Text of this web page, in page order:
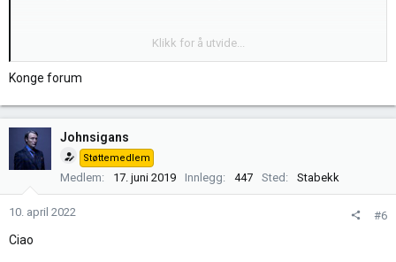
Klikk for å utvide...
Konge forum
Johnsigans
Støttemedlem
Medlem 17. juni 2019 Innlegg 447 Sted Stabekk
10. april 2022 #6
Ciao